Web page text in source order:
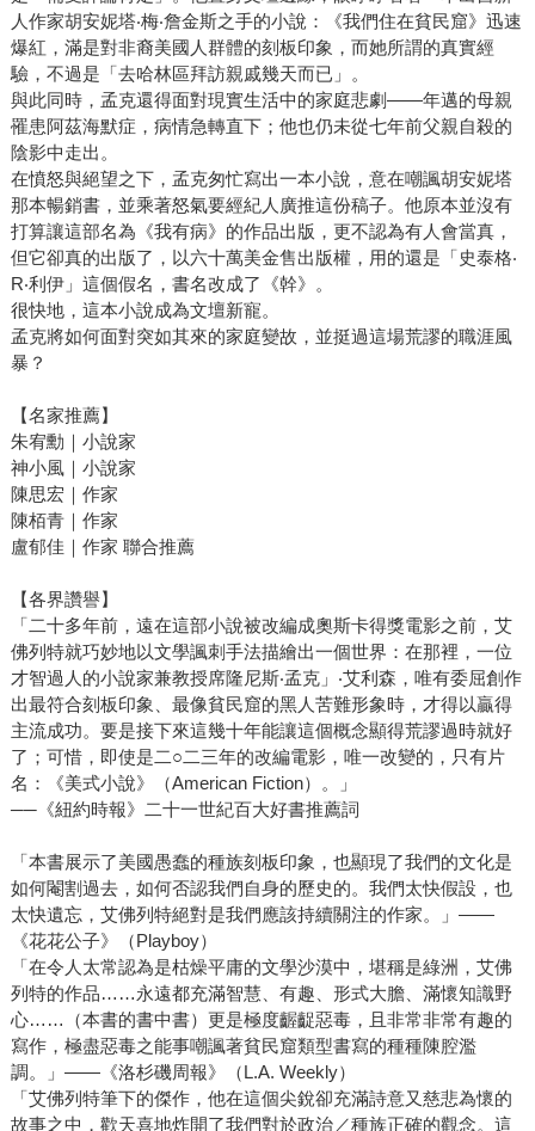
人作家胡安妮塔‧梅‧詹金斯之手的小說：《我們住在貧民窟》迅速
爆紅，滿是對非裔美國人群體的刻板印象，而她所謂的真實經
驗，不過是「去哈林區拜訪親戚幾天而已」。
與此同時，孟克還得面對現實生活中的家庭悲劇——年邁的母親
罹患阿茲海默症，病情急轉直下；他也仍未從七年前父親自殺的
陰影中走出。
在憤怒與絕望之下，孟克匆忙寫出一本小說，意在嘲諷胡安妮塔
那本暢銷書，並乘著怒氣要經紀人廣推這份稿子。他原本並沒有
打算讓這部名為《我有病》的作品出版，更不認為有人會當真，
但它卻真的出版了，以六十萬美金售出版權，用的還是「史泰格‧
R‧利伊」這個假名，書名改成了《幹》。
很快地，這本小說成為文壇新寵。
孟克將如何面對突如其來的家庭變故，並挺過這場荒謬的職涯風
暴？
【名家推薦】
朱宥勳｜小說家
神小風｜小說家
陳思宏｜作家
陳栢青｜作家
盧郁佳｜作家 聯合推薦
【各界讚譽】
「二十多年前，遠在這部小說被改編成奧斯卡得獎電影之前，艾
佛列特就巧妙地以文學諷刺手法描繪出一個世界：在那裡，一位
才智過人的小說家兼教授席隆尼斯‧孟克」‧艾利森，唯有委屈創作
出最符合刻板印象、最像貧民窟的黑人苦難形象時，才得以贏得
主流成功。要是接下來這幾十年能讓這個概念顯得荒謬過時就好
了；可惜，即使是二○二三年的改編電影，唯一改變的，只有片
名：《美式小說》（American Fiction）。」
──《紐約時報》二十一世紀百大好書推薦詞
「本書展示了美國愚蠢的種族刻板印象，也顯現了我們的文化是
如何閹割過去，如何否認我們自身的歷史的。我們太快假設，也
太快遺忘，艾佛列特絕對是我們應該持續關注的作家。」——
《花花公子》（Playboy）
「在令人太常認為是枯燥平庸的文學沙漠中，堪稱是綠洲，艾佛
列特的作品……永遠都充滿智慧、有趣、形式大膽、滿懷知識野
心……（本書的書中書）更是極度齷齪惡毒，且非常非常有趣的
寫作，極盡惡毒之能事嘲諷著貧民窟類型書寫的種種陳腔濫
調。」——《洛杉磯周報》（L.A. Weekly）
「艾佛列特筆下的傑作，他在這個尖銳卻充滿詩意又慈悲為懷的
故事之中，歡天喜地炸開了我們對於政治／種族正確的觀念。這